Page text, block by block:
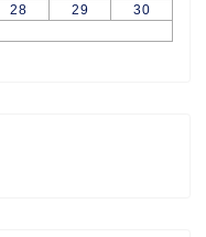
28 29
30